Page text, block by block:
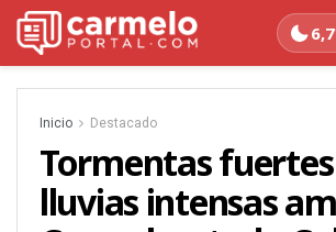
Inicio Destacado
Tormentas
lluvias intensas